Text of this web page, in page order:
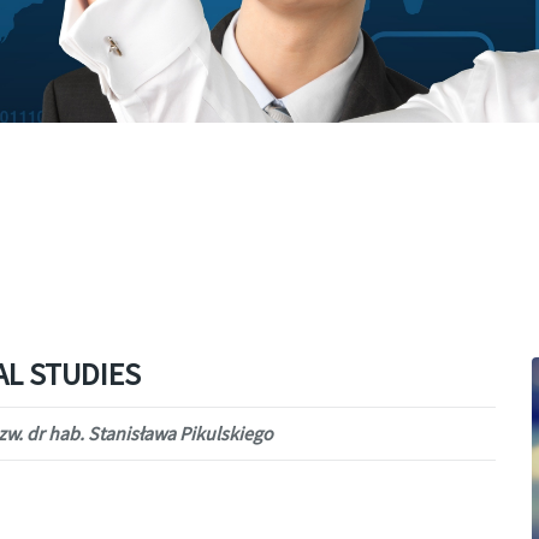
STUDIES
dr hab. Stanisława Pikulskiego